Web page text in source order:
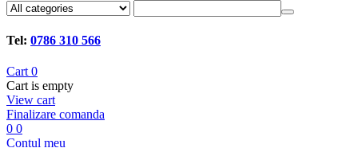
Tel: 0786 310 566
Cart 0
Cart is empty
View cart
Finalizare comanda
0 0
Contul meu